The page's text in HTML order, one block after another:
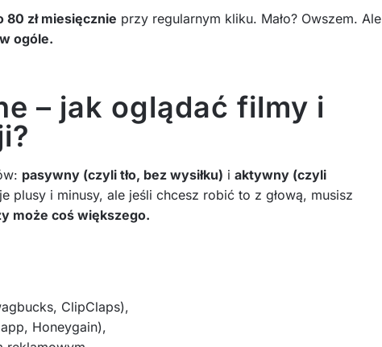
80 zł miesięcznie przy regularnym kliku. Mało? Owszem. Ale
ogóle.
– jak oglądać filmy i
pasywny (czyli tło, bez wysiłku) i aktywny (czyli
plusy i minusy, ale jeśli chcesz robić to z głową, musisz
może coś większego.
ClipClaps),
Honeygain),